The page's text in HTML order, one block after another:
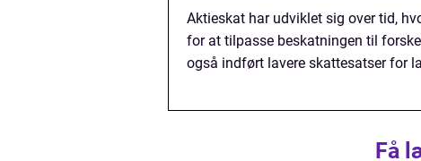
Aktieskat har udviklet sig over tid,
for at tilpasse beskatningen til
også indført lavere skattesatser for
Få